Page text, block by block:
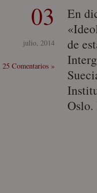
03
julio, 2014
25 Comentarios »
En
de